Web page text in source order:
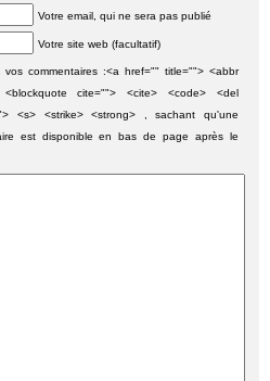
Votre email, qui ne sera pas publié
Votre site web (facultatif)
commentaires :<a href="" title=""> <abbr
cite=""> <cite> <code> <del
<s> <strike> <strong> , sachant qu'une
est disponible en bas de page après le